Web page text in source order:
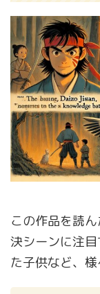
この作品を読
決シーンに注
た子供など、様